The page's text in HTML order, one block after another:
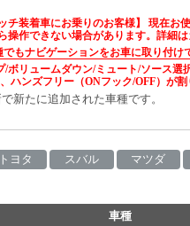
チ装着車にお乗りのお客様】 現在
操作できない場合があります。詳細
もナビゲーションをお車に取り付け
ボリュームダウン/ミュート/ソース選
ンズフリー（ONフック/OFF）が割
新たに追加された車種です。
トヨタ スバル マツダ
車種